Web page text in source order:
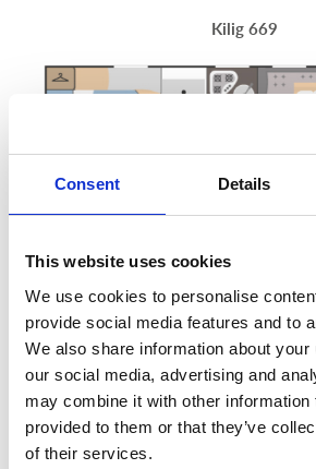
Consent Details
This website uses cookies
We use cookies to personalise
provide social media features and to
We also share information about
our social media, advertising and
may combine it with other information
provided to them or that they’ve
of their services.
Kilig 669
5